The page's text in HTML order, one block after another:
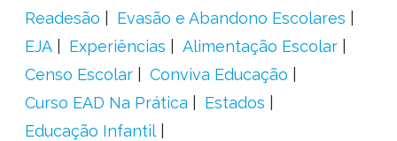
Readesão
Evasão e Abandono Escolares
EJA
Experiências
Alimentação Escolar
Censo Escolar
Conviva Educação
Curso EAD Na Prática
Estados
Educação Infantil